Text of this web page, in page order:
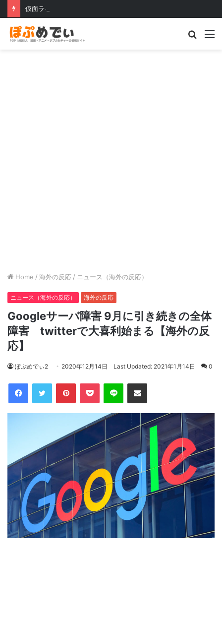
仮面ライダーセイバー コロナ禍だからこそ生まれた傑作
Search
Home / 海外の反応 / ニュース（海外の反応）
ニュース（海外の反応） 海外の反応
Googleサーバ障害 9月に引き続きの全体
障害 twitterで大喜利始まる【海外の反
応】
ぽぷめでぃ2 2020年12月14日 Last Updated: 2021年1月14日 0
FacebookTwitter PinterestPocket Line Share via Email